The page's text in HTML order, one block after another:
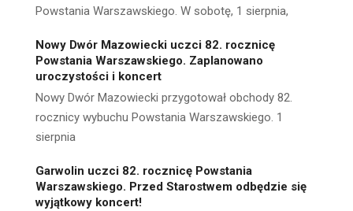
Powstania Warszawskiego. W sobotę, 1 sierpnia,
Nowy Dwór Mazowiecki uczci 82. rocznicę
Powstania Warszawskiego. Zaplanowano
uroczystości i koncert
Nowy Dwór Mazowiecki przygotował obchody 82.
rocznicy wybuchu Powstania Warszawskiego. 1
sierpnia
Garwolin uczci 82. rocznicę Powstania
Warszawskiego. Przed Starostwem odbędzie się
wyjątkowy koncert!